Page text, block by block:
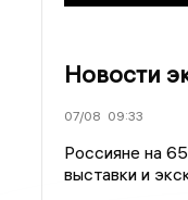
Новости
07/08 09:33
Россияне на
выставки и